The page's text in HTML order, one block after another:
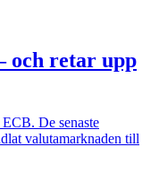
och retar upp
De senaste
valutamarknaden till